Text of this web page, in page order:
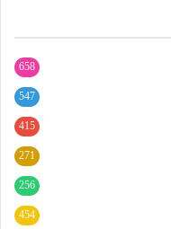
658
547
415
271
256
454